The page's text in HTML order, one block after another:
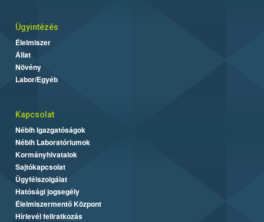
Ügyintézés
Élelmiszer
Állat
Növény
Labor/Egyéb
Kapcsolat
Nébih Igazgatóságok
Nébih Laboratóriumok
Kormányhivatalok
Sajtókapcsolat
Ügyfélszolgálat
Hatósági jogsegély
Élelmiszermentő Központ
Hírlevél feliratkozás